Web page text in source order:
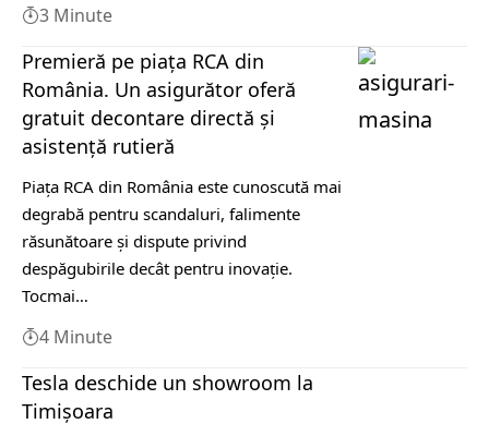
3 Minute
Premieră pe piața RCA din
România. Un asigurător oferă
gratuit decontare directă și
asistență rutieră
Piața RCA din România este cunoscută mai
degrabă pentru scandaluri, falimente
răsunătoare și dispute privind
despăgubirile decât pentru inovație.
Tocmai…
4 Minute
Tesla deschide un showroom la
Timișoara